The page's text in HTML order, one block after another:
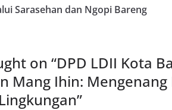
Sarasehan dan Ngopi Bareng
on “DPD LDII Kota
Mang Ihin:
”